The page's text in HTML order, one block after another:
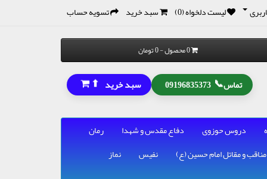
لیست دلخواه (0) سبد خرید تسویه حساب
0 محصول - 0 تومان
تماس📞
09196835373 سبد خرید ⬆
دروس حوزوی دفاع مقدس و شهدا
رمان
مناقب و مقاتل امام حسین (ع) نفیس
نماز